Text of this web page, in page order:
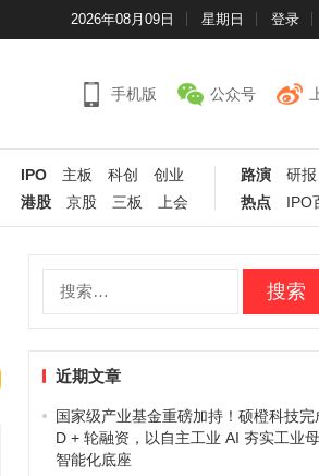
2026年08月09日 星期日 登录
手机版 公众号
IPO 主板 科创
创业
港股
京股 三板 上会
路演
研报
热点
IPO
近期文章
国家级产业基金重磅加持！硕橙科技完
D + 轮融资，以自主工业 AI 夯实工业
智能化底座